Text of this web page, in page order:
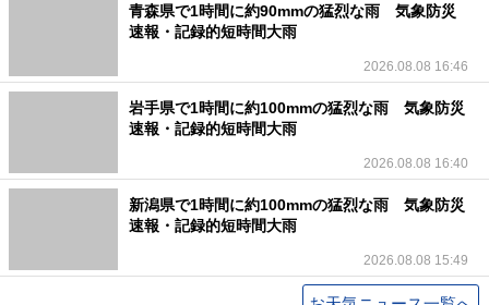
青森県で1時間に約90mmの猛烈な雨 気象防災
速報・記録的短時間大雨
2026.08.08 16:46
岩手県で1時間に約100mmの猛烈な雨 気象防災
速報・記録的短時間大雨
2026.08.08 16:40
新潟県で1時間に約100mmの猛烈な雨 気象防災
速報・記録的短時間大雨
2026.08.08 15:49